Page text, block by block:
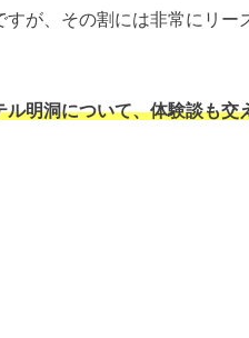
が、その割には非常にリー
ル明洞について、体験談も交